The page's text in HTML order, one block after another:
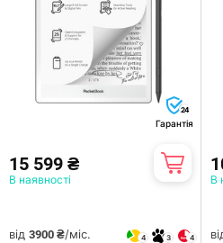
24
Гарантія
15 599 ₴
В наявності
від 3900 ₴/міс. 4 3 4
В